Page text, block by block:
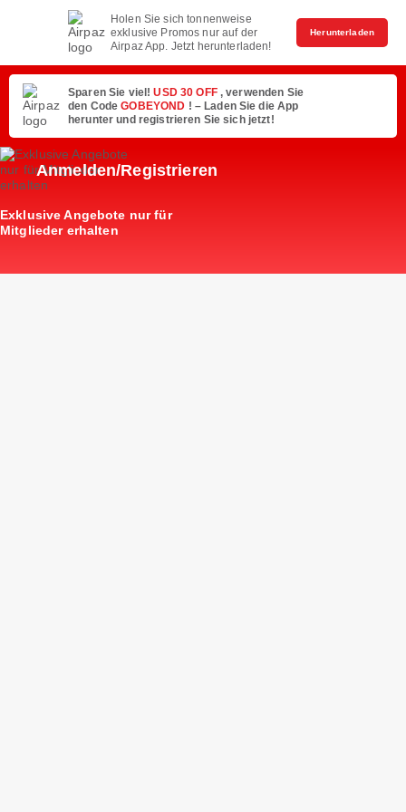
Holen Sie sich tonnenweise
exklusive Promos nur auf der
Airpaz App. Jetzt herunterladen!
Herunterladen
Sparen Sie viel!USD 30 OFF , verwenden Sie
den CodeGOBEYOND ! – Laden Sie die App
herunter und registrieren Sie sich jetzt!
Anmelden/Registrieren
Exklusive Angebote nur für
Mitglieder erhalten